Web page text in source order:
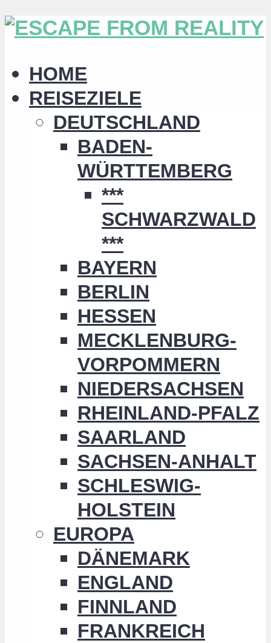
HOME
REISEZIELE
DEUTSCHLAND
BADEN-
WÜRTTEMBERG
***
SCHWARZWALD
***
BAYERN
BERLIN
HESSEN
MECKLENBURG-
VORPOMMERN
NIEDERSACHSEN
RHEINLAND-PFALZ
SAARLAND
SACHSEN-ANHALT
SCHLESWIG-
HOLSTEIN
EUROPA
DÄNEMARK
ENGLAND
FINNLAND
FRANKREICH